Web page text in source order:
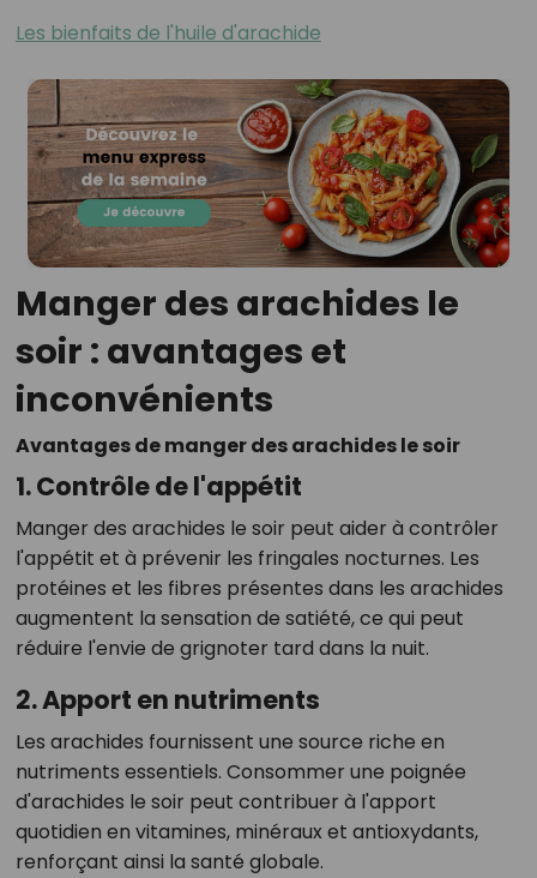
Les bienfaits de l'huile d'arachide
Manger des arachides le
soir : avantages et
inconvénients
Avantages de manger des arachides le soir
1. Contrôle de l'appétit
Manger des arachides le soir peut aider à contrôler
l'appétit et à prévenir les fringales nocturnes. Les
protéines et les fibres présentes dans les arachides
augmentent la sensation de satiété, ce qui peut
réduire l'envie de grignoter tard dans la nuit.
2. Apport en nutriments
Les arachides fournissent une source riche en
nutriments essentiels. Consommer une poignée
d'arachides le soir peut contribuer à l'apport
quotidien en vitamines, minéraux et antioxydants,
renforçant ainsi la santé globale.